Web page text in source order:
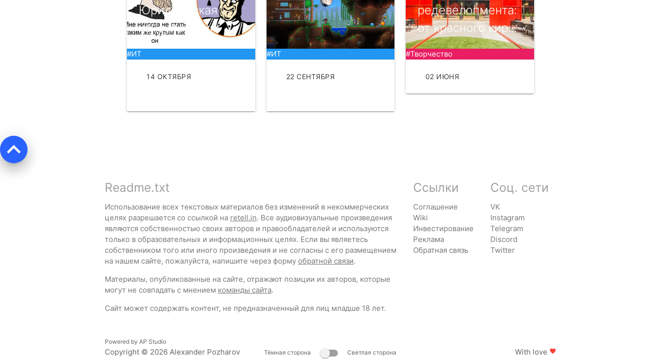
​Юридическая
консультация
#ИТ
14 ОКТЯБРЯ
#ИТ
22 СЕНТЯБРЯ
редевелопмента:
от красного кир...
#Творчество
02 ИЮНЯ
keyboard_arrow_up
Readme.txt
Использование всех текстовых материалов без изменений в некоммерческих
целях разрешается со ссылкой на retell.in. Все аудиовизуальные произведения
являются собственностью своих авторов и правообладателей и используются
только в образовательных и информационных целях. Если вы являетесь
собственником того или иного произведения и не согласны с его размещением
на нашем сайте, пожалуйста, напишите через форму обратной связи.
Материалы, опубликованные на сайте, отражают позиции их авторов, которые
могут не совпадать с мнением команды сайта.
Сайт может содержать контент, не предназначенный для лиц младше 18 лет.
Ссылки
Соглашение
Wiki
Инвестирование
Реклама
Обратная связь
Соц. сети
VK
Instagram
Telegram
Discord
Twitter
Powered by AP Studio
Copyright © 2026 Alexander Pozharov Тёмная сторона Светлая сторона With love favorite